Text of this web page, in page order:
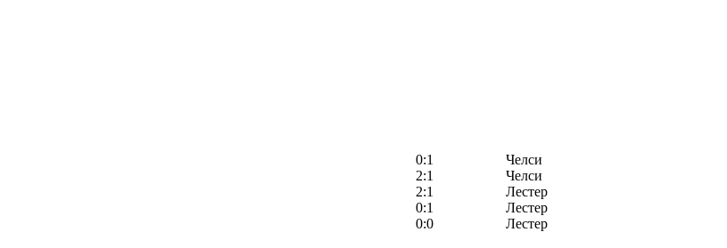
0:1
Челси
2:1
Челси
2:1
Лестер
0:1
Лестер
0:0
Лестер